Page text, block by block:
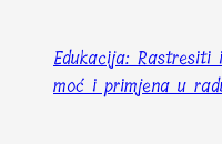
Edukacija:
moć i primjena u